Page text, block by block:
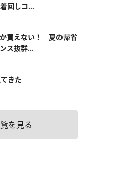
回しコ...
買えない！ 夏の帰省
ス抜群...
きた
を見る